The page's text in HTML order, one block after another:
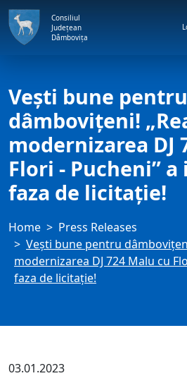
Consiliul
Județean
Dâmbovița
Vești bune pentru
dâmbovițeni!
modernizarea DJ
Flori - Pucheni”
faza de licitație!
Home
Press Releases
Vești bune pentru
modernizarea DJ 724 Malu cu
faza de licitație!
03.01.2023